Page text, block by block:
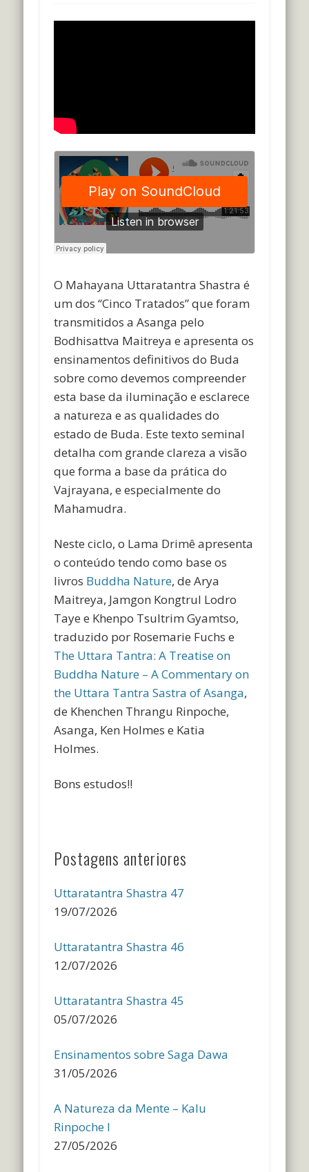
O Mahayana Uttaratantra Shastra é
um dos “Cinco Tratados” que foram
transmitidos a Asanga pelo
Bodhisattva Maitreya e apresenta os
ensinamentos definitivos do Buda
sobre como devemos compreender
esta base da iluminação e esclarece
a natureza e as qualidades do
estado de Buda. Este texto seminal
detalha com grande clareza a visão
que forma a base da prática do
Vajrayana, e especialmente do
Mahamudra.
Neste ciclo, o Lama Drimê apresenta
o conteúdo tendo como base os
livros Buddha Nature, deArya
Maitreya, Jamgon Kongtrul Lodro
Taye e Khenpo Tsultrim Gyamtso,
traduzido por Rosemarie Fuchs e
The Uttara Tantra: A Treatise on
Buddha Nature – A Commentary on
the Uttara Tantra Sastra of Asanga,
de Khenchen Thrangu Rinpoche,
Asanga, Ken Holmes e Katia
Holmes.
Bons estudos!!
Postagens anteriores
Uttaratantra Shastra 47
19/07/2026
Uttaratantra Shastra 46
12/07/2026
Uttaratantra Shastra 45
05/07/2026
Ensinamentos sobre Saga Dawa
31/05/2026
A Natureza da Mente – Kalu
Rinpoche I
27/05/2026